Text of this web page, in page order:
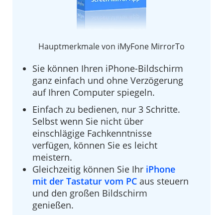
Hauptmerkmale von iMyFone MirrorTo
Sie können Ihren iPhone-Bildschirm
ganz einfach und ohne Verzögerung
auf Ihren Computer spiegeln.
Einfach zu bedienen, nur 3 Schritte.
Selbst wenn Sie nicht über
einschlägige Fachkenntnisse
verfügen, können Sie es leicht
meistern.
Gleichzeitig können Sie Ihr iPhone
mit der Tastatur vom PC aus steuern
und den großen Bildschirm
genießen.